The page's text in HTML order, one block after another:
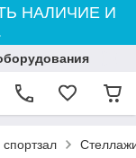
НАЛИЧИЕ И